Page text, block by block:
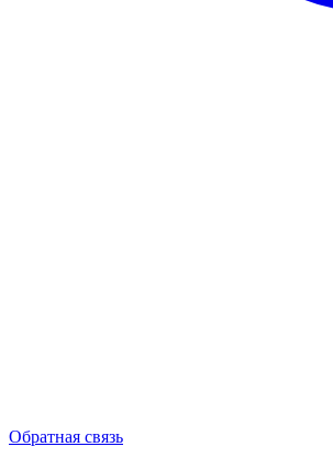
Обратная связь